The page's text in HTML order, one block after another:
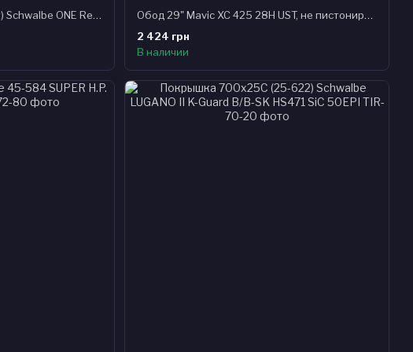
Покрышка 28x1.00 (25-622) Schwalbe ONE Rerf HS462A B/B-SK ADDIX, 67EPI EK
Обод 29" Mavic XC 425 28H UST, не пистонированный, под диск. тормоз черный
2 424 грн
В наличии